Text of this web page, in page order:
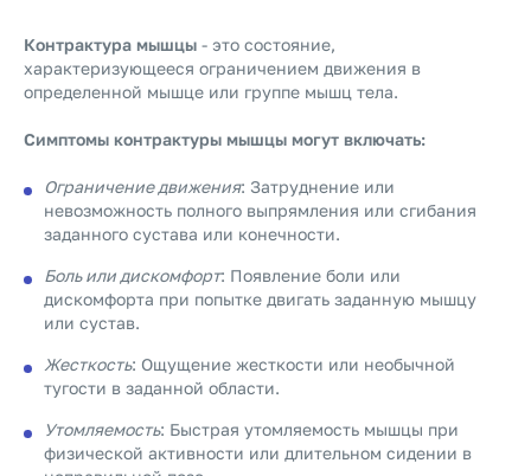
Контрактура мышцы - это состояние,
характеризующееся ограничением движения в
определенной мышце или группе мышц тела.
Симптомы контрактуры мышцы могут включать:
Ограничение движения: Затруднение или
невозможность полного выпрямления или сгибания
заданного сустава или конечности.
Боль или дискомфорт: Появление боли или
дискомфорта при попытке двигать заданную мышцу
или сустав.
Жесткость: Ощущение жесткости или необычной
тугости в заданной области.
Утомляемость: Быстрая утомляемость мышцы при
физической активности или длительном сидении в